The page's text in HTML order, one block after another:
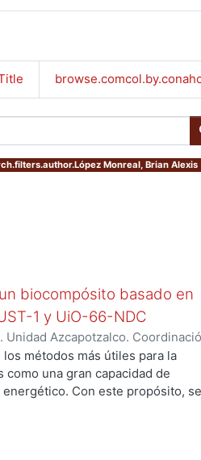
Monreal, Brian Alexis
biocompósito basado en
1 y UiO-66-NDC
Azcapotzalco.
Brian Alexis
métodos más útiles para la
como una gran capacidad de
Con este propósito, se